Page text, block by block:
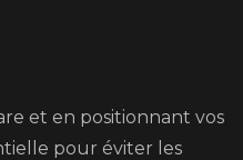
et en positionnant vos
pour éviter les